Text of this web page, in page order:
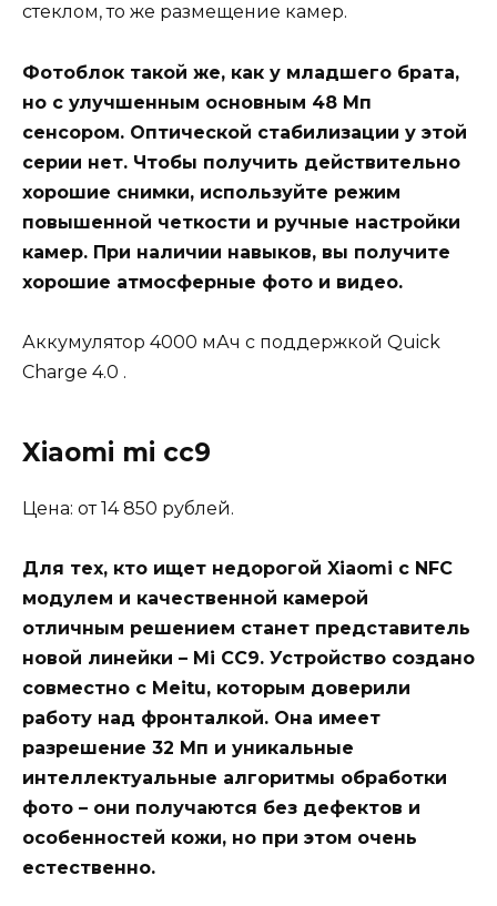
стеклом, то же размещение камер.
Фотоблок такой же, как у младшего брата,
но с улучшенным основным 48 Мп
сенсором. Оптической стабилизации у этой
серии нет. Чтобы получить действительно
хорошие снимки, используйте режим
повышенной четкости и ручные настройки
камер. При наличии навыков, вы получите
хорошие атмосферные фото и видео.
Аккумулятор 4000 мАч с поддержкой Quick
Charge 4.0 .
Xiaomi mi cc9
Цена: от 14 850 рублей.
Для тех, кто ищет недорогой Xiaomi c NFC
модулем и качественной камерой
отличным решением станет представитель
новой линейки – Mi CC9. Устройство создано
совместно с Meitu, которым доверили
работу над фронталкой. Она имеет
разрешение 32 Мп и уникальные
интеллектуальные алгоритмы обработки
фото – они получаются без дефектов и
особенностей кожи, но при этом очень
естественно.